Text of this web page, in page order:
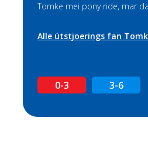
Tomke mei pony ride, mar
Alle útstjoerings fan
0-3 3-6